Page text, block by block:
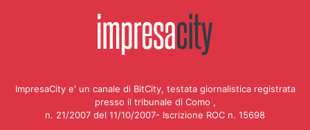
ImpresaCity e' un canale di BitCity, testata giornalistica registrata
presso il tribunale di Como ,
n. 21/2007 del 11/10/2007- Iscrizione ROC n. 15698